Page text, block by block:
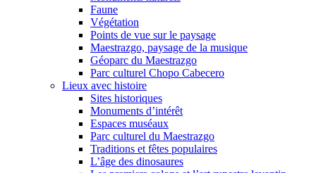
Faune
Végétation
Points de vue sur le paysage
Maestrazgo, paysage de la musique
Géoparc du Maestrazgo
Parc culturel Chopo Cabecero
Lieux avec histoire
Sites historiques
Monuments d’intérêt
Espaces muséaux
Parc culturel du Maestrazgo
Traditions et fêtes populaires
L’âge des dinosaures